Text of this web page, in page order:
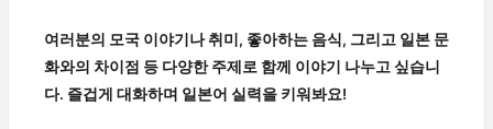
여러분의 모국 이야기나 취미, 좋아하는 음식, 그리고 일본 문
화와의 차이점 등 다양한 주제로 함께 이야기 나누고 싶습니
다. 즐겁게 대화하며 일본어 실력을 키워봐요!